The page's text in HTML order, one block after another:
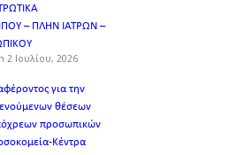
– ΠΛΗΝ ΙΑΤΡΩΝ –
2 Ιουλίου, 2026
για την
θέσεων
προσωπικών
Κέντρα